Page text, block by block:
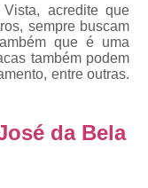
Novo
Veicular
Mercosul
acredite que
sempre buscam
que é uma
também podem
entre outras.
da Bela